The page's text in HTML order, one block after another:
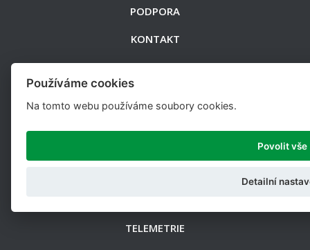
PODPORA
KONTAKT
Produkty
TELEMETRIE
Používáme cookies
Na tomto webu používáme soubory cookies.
Povolit vše
Detailní